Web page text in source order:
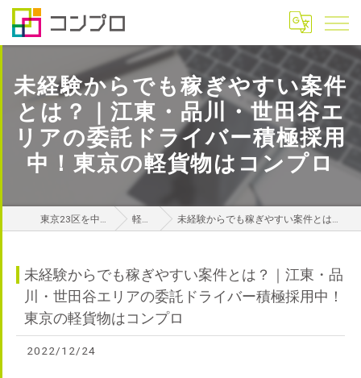
未経験からでも稼ぎやすい案件
とは？｜江東・品川・世田谷エ
リアの委託ドライバー積極採用
中！東京の軽貨物はコンプロ
東京23区を中心に関東エリアの軽貨物はコンプロ 軽貨物攻略ナビ 未経験からでも稼ぎやすい案件とは？｜江東・品川・世田谷エリアの委託ドライバー積極採用中！東京の軽貨物はコンプロ
未経験からでも稼ぎやすい案件とは？｜江東・品
川・世田谷エリアの委託ドライバー積極採用中！
東京の軽貨物はコンプロ
2022/12/24